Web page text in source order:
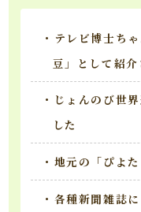
・テレビ博士ち
豆」として紹介
・じょんのび世
した
・地元の「ぴよ
・各種新聞雑誌